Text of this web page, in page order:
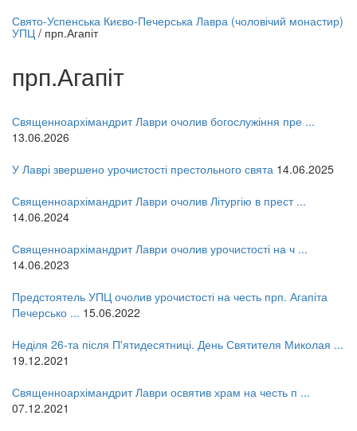
трансляція |
12 вересня
онлайн трансляції
Свято-Успенська Києво-Печерська Лавра (чоловічий монастир)
УПЦ / прп.Агапіт
прп.Агапіт
Священноархімандрит Лаври очолив богослужіння пре ...
13.06.2026
У Лаврі звершено урочистості престольного свята 14.06.2025
Священноархімандрит Лаври очолив Літургію в прест ...
14.06.2024
Священноархімандрит Лаври очолив урочистості на ч ...
14.06.2023
Предстоятель УПЦ очолив урочистості на честь прп. Агапіта
Печерсько ... 15.06.2022
Неділя 26-та після П'ятидесятниці. День Святителя Миколая ...
19.12.2021
Священноархімандрит Лаври освятив храм на честь п ...
07.12.2021